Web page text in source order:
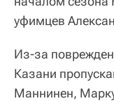
уфимцев
Из-за
Казани
Маннинен,